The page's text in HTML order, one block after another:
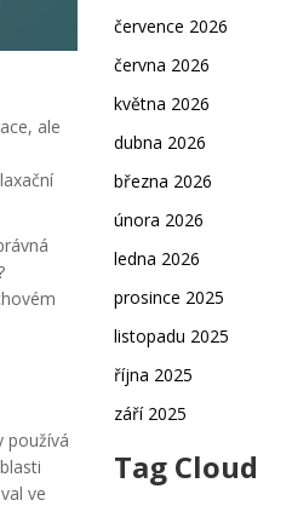
ale
používá
ve
července 2026
června 2026
května 2026
dubna 2026
března 2026
února 2026
ledna 2026
prosince 2025
listopadu 2025
října 2025
září 2025
Tag Cloud